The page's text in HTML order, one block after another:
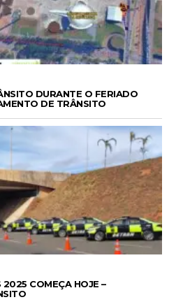
DURANTE O FERIADO
DE TRÂNSITO
COMEÇA HOJE –